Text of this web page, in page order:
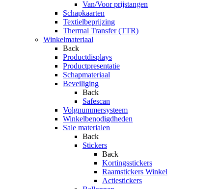
Van/Voor prijstangen
Schapkaarten
Textielbeprijzing
Thermal Transfer (TTR)
Winkelmateriaal
Back
Productdisplays
Productpresentatie
Schapmateriaal
Beveiliging
Back
Safescan
Volgnummersysteem
Winkelbenodigdheden
Sale materialen
Back
Stickers
Back
Kortingsstickers
Raamstickers Winkel
Actiestickers